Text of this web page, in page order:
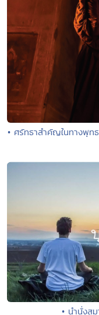
• ศรัทธาสำคัญในทางพุท
• นํานั่งส